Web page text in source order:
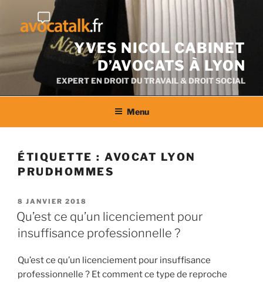
contenu
YVES NICOL CABINET
D’AVOCATS À LYON
EXPERT EN DROIT DU TRAVAIL & DROIT SOCIAL
Menu
ÉTIQUETTE :AVOCAT LYON
PRUDHOMMES
PUBLIÉ
LE
8 JANVIER 2018
Qu’est ce qu’un licenciement pour
insuffisance professionnelle ?
Qu’est ce qu’un licenciement pour insuffisance
professionnelle ? Et comment ce type de reproche